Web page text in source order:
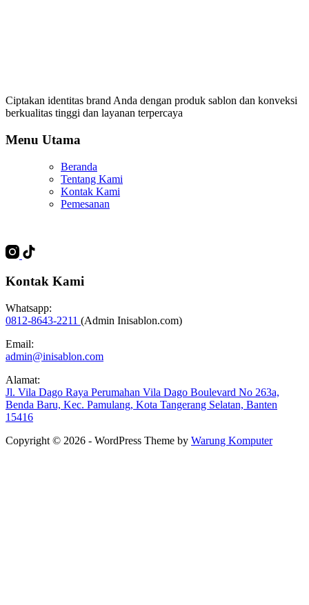
Ciptakan identitas brand Anda dengan produk sablon dan konveksi
berkualitas tinggi dan layanan terpercaya
Menu Utama
Beranda
Tentang Kami
Kontak Kami
Pemesanan
Kontak Kami
Whatsapp:
0812-8643-2211 (Admin Inisablon.com)
Email:
admin@inisablon.com
Alamat:
Jl. Vila Dago Raya Perumahan Vila Dago Boulevard No 263a,
Benda Baru, Kec. Pamulang, Kota Tangerang Selatan, Banten
15416
Copyright © 2026 - WordPress Theme by Warung Komputer